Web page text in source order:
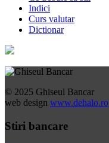
Indici
Curs valutar
Dictionar
© 2025 Ghiseul Bancar
web design www.dehalo.ro
Stiri bancare